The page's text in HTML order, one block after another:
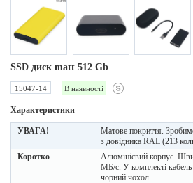
SSD диск matt 512 Gb
15047-14 В наявності
Характеристики
УВАГА!
Матове покриття.
з довідника RAL (213
Коротко
Алюмінієвий корпус.
МБ/с. У комплекті
чорний чохол.